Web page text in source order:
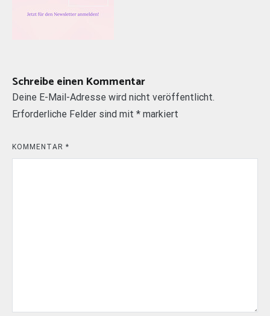
Schreibe einen Kommentar
Deine E-Mail-Adresse wird nicht veröffentlicht.
Erforderliche Felder sind mit * markiert
KOMMENTAR *